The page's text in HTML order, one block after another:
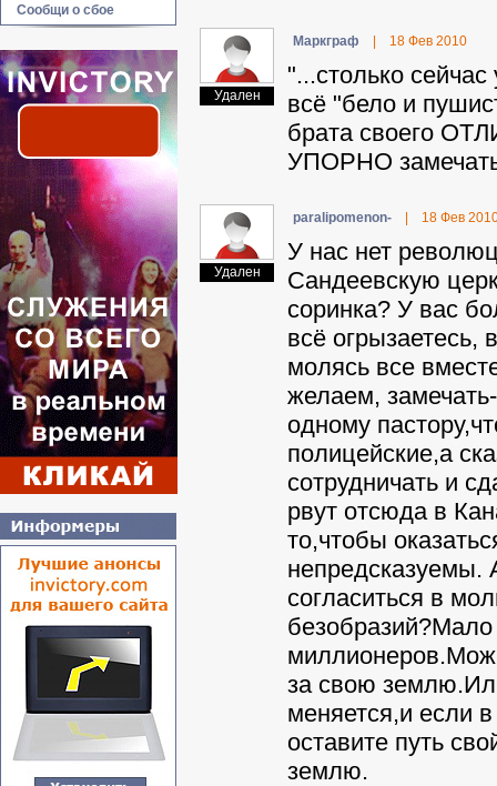
Сообщи о сбое
Удален
Mapкгpaф 18 Фев 2010
"...столько
всё "бело и
брата своего
УПОРНО
Удален
paralipomenon- 18 Фев
У нас нет
Сандеевскую
соринка? У вас
всё огрызаетесь,
молясь все
желаем,
одному
полицейские,а
сотрудничать и
рвут отсюда в
то,чтобы
непредсказуемы.
согласиться в
за свою
меняется,и если
оставите путь
землю.